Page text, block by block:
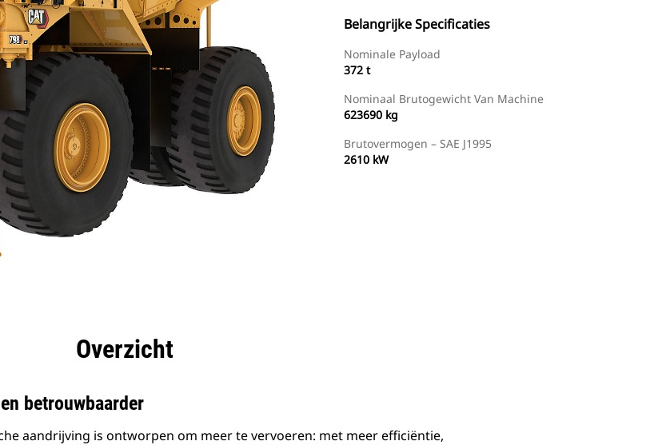
Belangrijke Specificaties
Nominale Payload
372 t
Nominaal Brutogewicht Van Machine
623690 kg
Brutovermogen – SAE J1995
2610 kW
Overzicht
betrouwbaarder
aandrijving is ontworpen om meer te vervoeren: met meer efficiëntie,